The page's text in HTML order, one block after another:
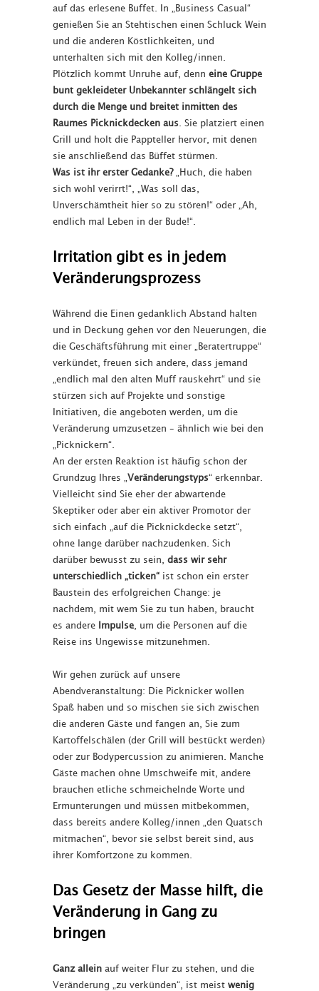
auf das erlesene Buffet. In „Business Casual“
genießen Sie an Stehtischen einen Schluck Wein
und die anderen Köstlichkeiten, und
unterhalten sich mit den Kolleg/innen.
Plötzlich kommt Unruhe auf, denn eine Gruppe
bunt gekleideter Unbekannter schlängelt sich
durch die Menge und breitet inmitten des
Raumes Picknickdecken aus . Sie platziert einen
Grill und holt die Pappteller hervor, mit denen
sie anschließend das Büffet stürmen.
Was ist ihr erster Gedanke?„Huch, die haben
sich wohl verirrt!“, „Was soll das,
Unverschämtheit hier so zu stören!“ oder „Ah,
endlich mal Leben in der Bude!“.
Irritation gibt es in jedem
Veränderungsprozess
Während die Einen gedanklich Abstand halten
und in Deckung gehen vor den Neuerungen, die
die Geschäftsführung mit einer „Beratertruppe“
verkündet, freuen sich andere, dass jemand
„endlich mal den alten Muff rauskehrt“ und sie
stürzen sich auf Projekte und sonstige
Initiativen, die angeboten werden, um die
Veränderung umzusetzen – ähnlich wie bei den
„Picknickern“.
An der ersten Reaktion ist häufig schon der
Grundzug Ihres „ Veränderungstyps“ erkennbar.
Vielleicht sind Sie eher der abwartende
Skeptiker oder aber ein aktiver Promotor der
sich einfach „auf die Picknickdecke setzt“,
ohne lange darüber nachzudenken. Sich
darüber bewusst zu sein, dass wir sehr
unterschiedlich „ticken“ ist schon ein erster
Baustein des erfolgreichen Change: je
nachdem, mit wem Sie zu tun haben, braucht
es andere
Impulse , um die Personen auf die
Reise ins Ungewisse mitzunehmen.
Wir gehen zurück auf unsere
Abendveranstaltung: Die Picknicker wollen
Spaß haben und so mischen sie sich zwischen
die anderen Gäste und fangen an, Sie zum
Kartoffelschälen (der Grill will bestückt werden)
oder zur Bodypercussion zu animieren. Manche
Gäste machen ohne Umschweife mit, andere
brauchen etliche schmeichelnde Worte und
Ermunterungen und müssen mitbekommen,
dass bereits andere Kolleg/innen „den Quatsch
mitmachen“, bevor sie selbst bereit sind, aus
ihrer Komfortzone zu kommen.
Das Gesetz der Masse hilft, die
Veränderung in Gang zu
bringen
Ganz allein auf weiter Flur zu stehen, und die
Veränderung „zu verkünden“, ist meist wenig